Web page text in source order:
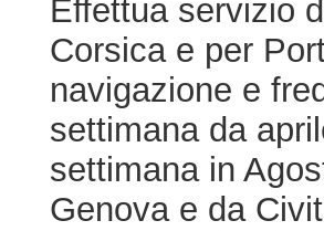
Effettua servizio
Corsica e per
navigazione e
settimana da
settimana in
Genova e da